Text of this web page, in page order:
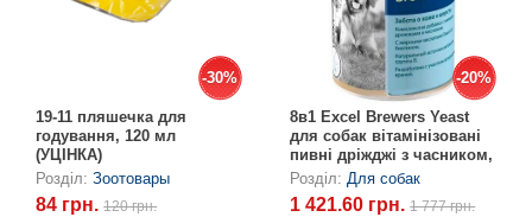
-30%
-30%
19-11 пляшечка для
годування, 120 мл
(УЦІНКА)
Розділ:Зоотовары
84 грн.120 грн.
-20%
-20%
8в1 Excel Brewers Yeast
для собак вітамінізовані
пивні дріжджі з часником,
1430 табл.
Розділ:Для собак
1 421.60 грн.1 777 грн.
Післяопераційні засоби та витратні
Подарункові сертифікати
Товари для голубів